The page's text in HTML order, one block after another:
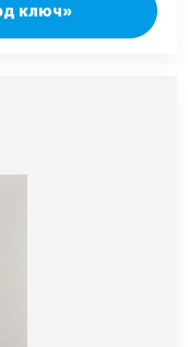
ключ»